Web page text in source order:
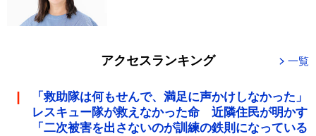
アクセスランキング 一覧
「救助隊は何もせんで、満足に声かけしなかった」
レスキュー隊が救えなかった命 近隣住民が明かす
「二次被害を出さないのが訓練の鉄則になっている